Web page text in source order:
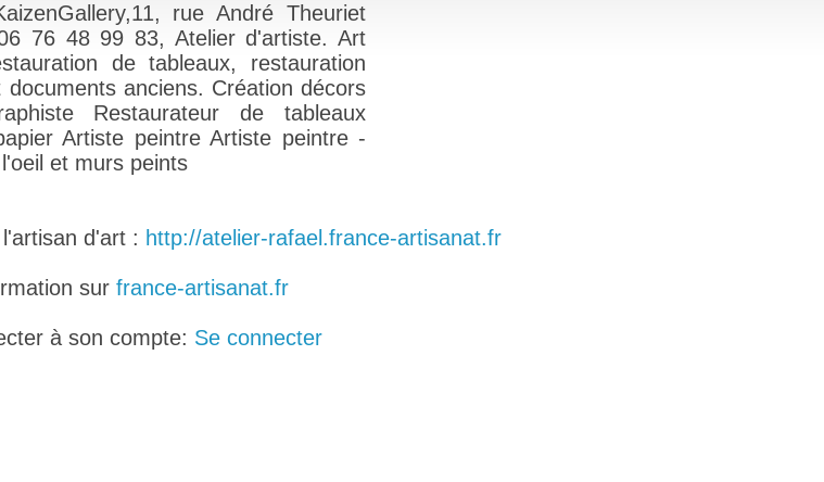
rue André Theuriet
76 48 99 83, Atelier d'artiste. Art
de tableaux, restauration
anciens. Création décors
Restaurateur de tableaux
Artiste peintre Artiste peintre -
et murs peints
d'art : http://atelier-rafael.france-artisanat.fr
sur france-artisanat.fr
à son compte: Se connecter